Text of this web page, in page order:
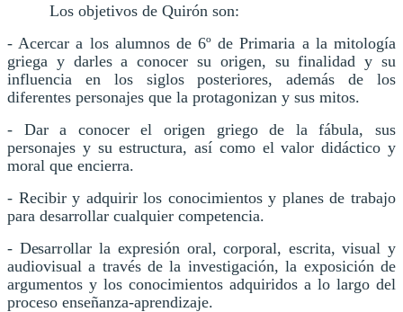
Los objetivos de Quirón son:
- Acercar a los alumnos de 6º de Primaria a la mitología
griega y darles a conocer su origen, su finalidad y su
influencia en los siglos posteriores, además de los
diferentes personajes que la protagonizan y sus mitos.
- Dar a conocer el origen griego de la fábula, sus
personajes y su estructura, así como el valor didáctico y
moral que encierra.
- Recibir y adquirir los conocimientos y planes de trabajo
para desarrollar cualquier competencia.
- Desarrollar la expresión oral, corporal, escrita, visual y
audiovisual a través de la investigación, la exposición de
argumentos y los conocimientos adquiridos a lo largo del
proceso enseñanza-aprendizaje.